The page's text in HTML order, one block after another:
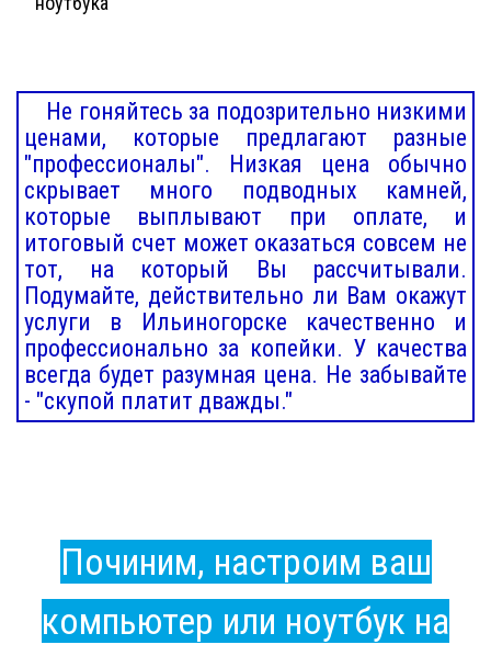
Не гоняйтесь за подозрительно низкими
ценами, которые предлагают разные
"профессионалы". Низкая цена обычно
скрывает много подводных камней,
которые выплывают при оплате, и
итоговый счет может оказаться совсем не
тот, на который Вы рассчитывали.
Подумайте, действительно ли Вам окажут
услуги в Ильиногорске качественно и
профессионально за копейки. У качества
всегда будет разумная цена. Не забывайте
- "скупой платит дважды."
Починим, настроим ваш
компьютер или ноутбук на